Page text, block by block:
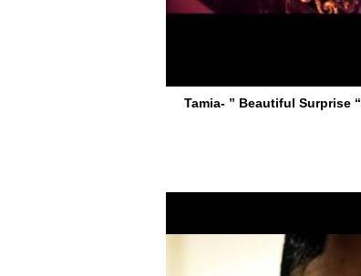
Tamia- ” Beautiful Surprise “